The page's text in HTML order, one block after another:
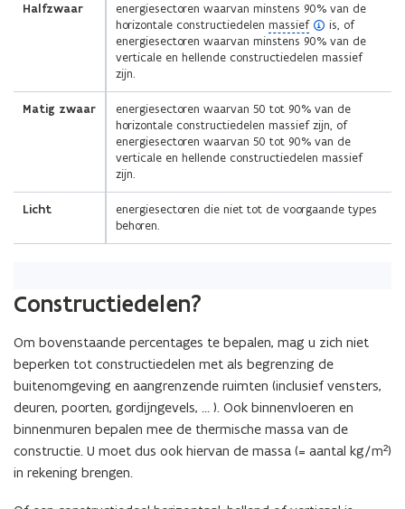
n
e
)
Halfzwaar
energiesectoren waarvan minstens 90% van de
horizontale constructiedelen massief
(
o
p
n
d
e
f
i
t
is, of
energiesectoren waarvan minstens 90% van de
verticale en hellende constructiedelen massief
zijn.
Matig zwaar
energiesectoren waarvan 50 tot 90% van de
horizontale constructiedelen massief zijn, of
energiesectoren waarvan 50 tot 90% van de
verticale en hellende constructiedelen massief
zijn.
Licht
energiesectoren die niet tot de voorgaande types
behoren.
Constructiedelen?
Om bovenstaande percentages te bepalen, mag u zich niet
beperken tot constructiedelen met als begrenzing de
buitenomgeving en aangrenzende ruimten (inclusief vensters,
deuren, poorten, gordijngevels, … ). Ook binnenvloeren en
binnenmuren bepalen mee de thermische massa van de
constructie. U moet dus ook hiervan de massa (= aantal kg/m²)
in rekening brengen.